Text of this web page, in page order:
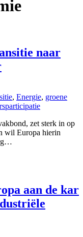
naar
, Energie, groene
zet sterk in op
wil Europa hierin
aan de kar